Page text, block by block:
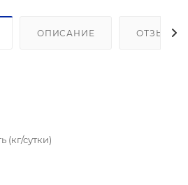
ОПИСАНИЕ ОТЗЫВЫ
(кг/сутки)